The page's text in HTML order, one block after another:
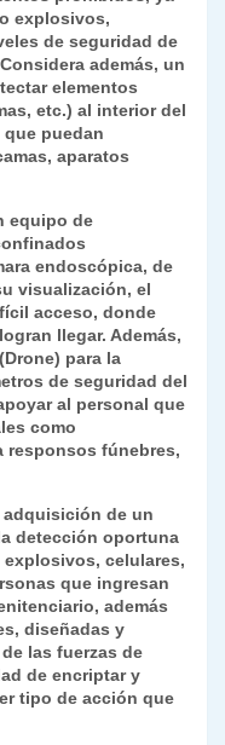
explosivos,
de seguridad de
además, un
elementos
etc.) al interior del
puedan
aparatos
equipo de
endoscópica, de
visualización, el
acceso, donde
llegar. Además,
para la
de seguridad del
al personal que
como
responsos fúnebres,
de un
detección oportuna
celulares,
que ingresan
además
diseñadas y
las fuerzas de
de encriptar y
tipo de acción que